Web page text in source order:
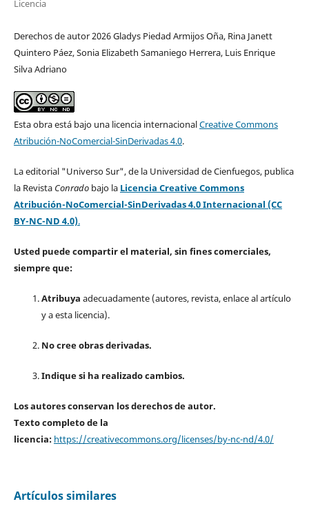
Licencia
Derechos de autor 2026 Gladys Piedad Armijos Oña, Rina Janett
Quintero Páez, Sonia Elizabeth Samaniego Herrera, Luis Enrique
Silva Adriano
Esta obra está bajo una licencia internacionalCreative Commons
Atribución-NoComercial-SinDerivadas 4.0.
La editorial "Universo Sur", de la Universidad de Cienfuegos, publica
la Revista Conradobajo la Licencia Creative Commons
Atribución-NoComercial-SinDerivadas 4.0 Internacional (CC
BY-NC-ND 4.0).
Usted puede compartir el material, sin fines comerciales,
siempre que:
Atribuya adecuadamente (autores, revista, enlace al artículo
y a esta licencia).
No cree obras derivadas.
Indique si ha realizado cambios.
Los autores conservan los derechos de autor.
Texto completo de la
licencia: https://creativecommons.org/licenses/by-nc-nd/4.0/
Artículos similares